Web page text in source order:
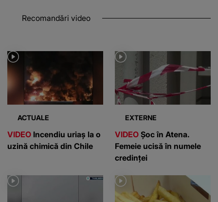
Recomandări video
ACTUALE
VIDEO Incendiu uriaș la o
uzină chimică din Chile
EXTERNE
VIDEO Șoc în Atena.
Femeie ucisă în numele
credinței